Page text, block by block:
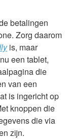
betalingen
Zorg daarom
is, maar
een tablet,
die
van een
is ingericht op
knoppen die
die via
zijn.